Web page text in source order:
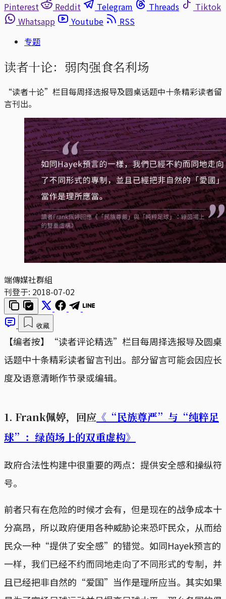
Pinterest
Reddit Telegram Threads
Tiktok
Whatsapp
Youtube
RSS
专题
读者十论：弱肉强食名利场
“读者十论”栏目每周择选报导及圆桌话题中十条精彩读者留
言刊出。
端傳媒社群組
刊登于: 2018-07-02
收藏
【编者按】“读者评论精选”栏目每周择选报导及圆桌
话题中十条精彩读者留言刊出。部分留言可能会因应长
度及语意清晰作节录或编辑。
1. Frank佩婷，回应 《“民族尊严”与“纯粹足
球”：绿茵场上的双重虚构》
政府合法性构建中很重要的两点：提供安全感和操纵符
号。
前者只有在危险的时候才会有，但是现在的战争成本十
分高昂，所以政府便用各种威胁论来恐吓民众，从而给
民众一种“提供了安全感”的错觉。如同Hayek预言的
一样，我们已经不约而同地走向了不同形式的专制，并
且已经把非自然的“爱国”当作是理所应当。其实如果